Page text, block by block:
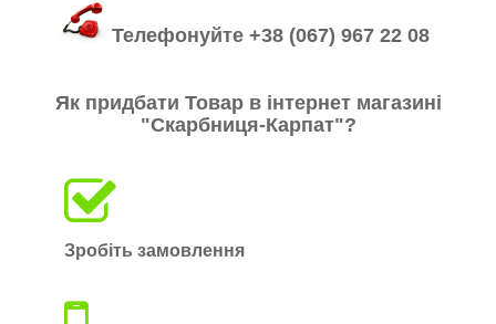
Телефонуйте +38 (067) 967 22 08
Як придбати Товар в інтернет магазині
"Скарбниця-Карпат"?
Зробіть замовлення